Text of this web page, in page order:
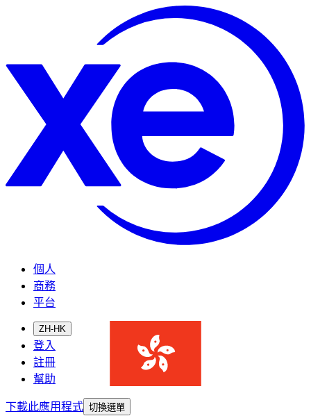
個人
商務
平台
ZH-HK
登入
註冊
幫助
下載此應用程式 切換選單